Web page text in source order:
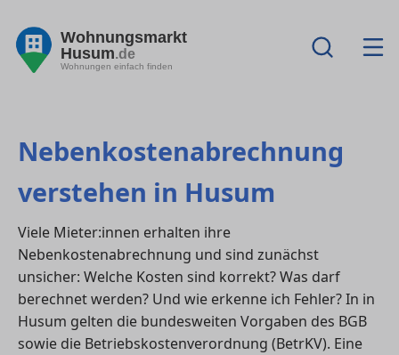
Wohnungsmarkt
Husum.de
Wohnungen einfach finden
Nebenkostenabrechnung
verstehen in Husum
Viele Mieter:innen erhalten ihre
Nebenkostenabrechnung und sind zunächst
unsicher: Welche Kosten sind korrekt? Was darf
berechnet werden? Und wie erkenne ich Fehler? In in
Husum gelten die bundesweiten Vorgaben des BGB
sowie die Betriebskostenverordnung (BetrKV). Eine